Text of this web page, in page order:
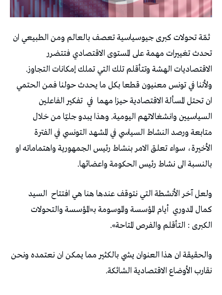
ثمّة تحولات كبرى جيوسياسية تعصف بالعالم ومن الطبيعي ان
تحدث تغييرات مهمة على المستوى الاقتصادي فتتضرر
الاقتصاديات الهشة وتتأقلم تلك التي تملك إمكانات التجاوز.
ولأننا في تونس معنيون قطعا بكل ما يحدث حولنا فمن الحتمي
ان تحتل المسألة الاقتصادية حيزا مهما في تفكير الفاعلين
السياسيين وانشغالاتهم اليومية. وهذا يبدو جليّا من خلال
متابعة ورصد النشاط السياسي في المشهد التونسي في الفترة
الأخيرة، سواء تعلق الامر بنشاط رئيس الجمهورية واهتماماته او
بالنسبة الى نشاط رئيس الحكومة واعضائها.
ولعل آخر الأنشطة التي نتوقف عندها هنا هي افتتاح السيد
كمال المدوري أيام المؤسسة والموسومة بـ«المؤسسة والتحولات
الكبرى : التأقلم والفرص المتاحة».
والحقيقة ان هذا العنوان يشي بالكثير مما يمكن ان نعتمده ونحن
نقارب الأوضاع الاقتصادية الشائكة.